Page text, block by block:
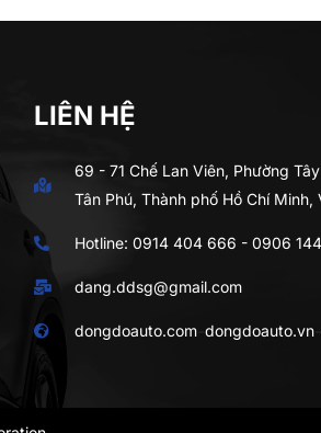
LIÊN HỆ
69 - 71 Chế Lan Viên, Phường
Tân Phú, Thành phố Hồ Chí Minh,
Hotline:0914 404 666 -0906
dang.ddsg@gmail.com
dongdoauto.com -dongdoauto.vn